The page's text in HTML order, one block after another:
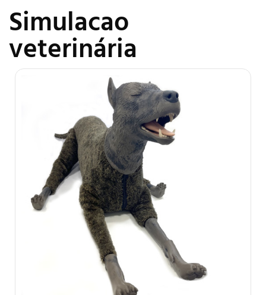
Simulacao
veterinária